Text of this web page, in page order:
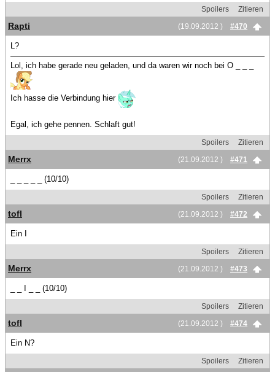
Spoilers
Zitieren
(19.09.2012 )
#470
Rapti
L?
Lol, ich habe gerade neu geladen, und da waren wir noch bei O _ _ _
Ich hasse die Verbindung hier
Egal, ich gehe pennen. Schlaft gut!
Spoilers
Zitieren
(21.09.2012 )
#471
Merrx
_ _ _ _ _ (10/10)
Spoilers
Zitieren
(21.09.2012 )
#472
tofl
Ein I
Spoilers
Zitieren
(21.09.2012 )
#473
Merrx
_ _ I _ _ (10/10)
Spoilers
Zitieren
(21.09.2012 )
#474
tofl
Ein N?
Spoilers
Zitieren